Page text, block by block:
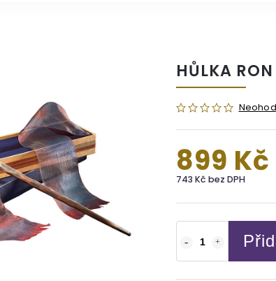
HŮLKA
899 Kč
743 Kč bez DPH